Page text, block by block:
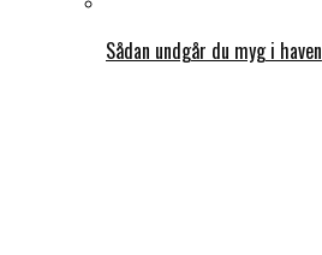
Sådan undgår du myg i haven